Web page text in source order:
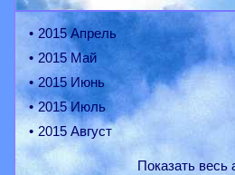
2015 Апрель
2015 Май
2015 Июнь
2015 Июль
2015 Август
Показать весь